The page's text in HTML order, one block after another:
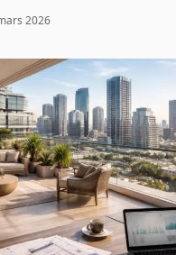
2026